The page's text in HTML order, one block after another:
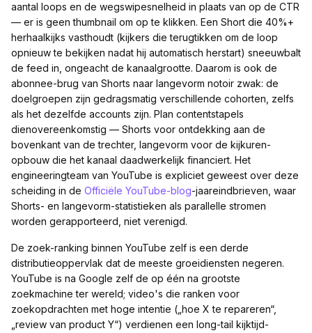
aantal loops en de wegswipesnelheid in plaats van op de CTR
— er is geen thumbnail om op te klikken. Een Short die 40%+
herhaalkijks vasthoudt (kijkers die terugtikken om de loop
opnieuw te bekijken nadat hij automatisch herstart) sneeuwbalt
de feed in, ongeacht de kanaalgrootte. Daarom is ook de
abonnee-brug van Shorts naar langevorm notoir zwak: de
doelgroepen zijn gedragsmatig verschillende cohorten, zelfs
als het dezelfde accounts zijn. Plan contentstapels
dienovereenkomstig — Shorts voor ontdekking aan de
bovenkant van de trechter, langevorm voor de kijkuren-
opbouw die het kanaal daadwerkelijk financiert. Het
engineeringteam van YouTube is expliciet geweest over deze
scheiding in de Officiële YouTube-blog-jaareindbrieven, waar
Shorts- en langevorm-statistieken als parallelle stromen
worden gerapporteerd, niet verenigd.
De zoek-ranking binnen YouTube zelf is een derde
distributieoppervlak dat de meeste groeidiensten negeren.
YouTube is na Google zelf de op één na grootste
zoekmachine ter wereld; video's die ranken voor
zoekopdrachten met hoge intentie („hoe X te repareren“,
„review van product Y“) verdienen een long-tail kijktijd-